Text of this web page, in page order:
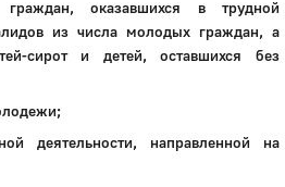
оказавшихся в трудной
из числа молодых граждан, а
сирот и детей, оставшихся без
деятельности, направленной на